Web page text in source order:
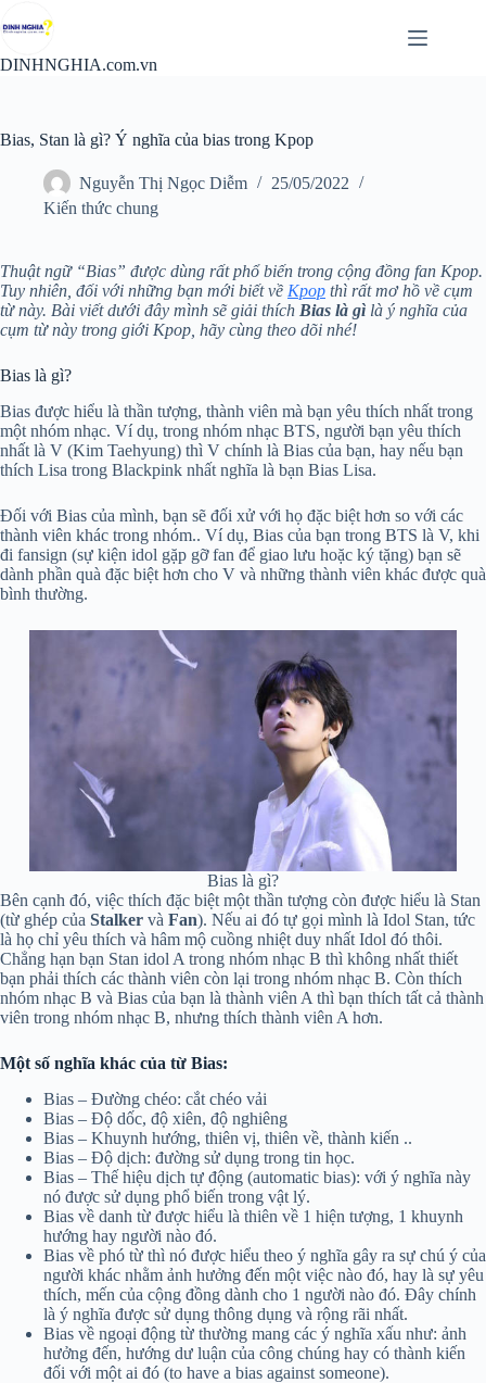
đến
nội
DINHNGHIA.com.vn
Bias, Stan là gì? Ý nghĩa của bias trong Kpop
Nguyễn Thị Ngọc Diễm
25/05/2022
Kiến thức chung
Thuật ngữ “Bias” được dùng rất phổ biến trong cộng đồng fan Kpop.
Tuy nhiên, đối với những bạn mới biết về Kpop thì rất mơ hồ về cụm
từ này. Bài viết dưới đây mình sẽ giải thích Bias là gì là ý nghĩa của
cụm từ này trong giới Kpop, hãy cùng theo dõi nhé!
Bias là gì?
Bias được hiểu là thần tượng, thành viên mà bạn yêu thích nhất trong
một nhóm nhạc. Ví dụ, trong nhóm nhạc BTS, người bạn yêu thích
nhất là V (Kim Taehyung) thì V chính là Bias của bạn, hay nếu bạn
thích Lisa trong Blackpink nhất nghĩa là bạn Bias Lisa.
Đối với Bias của mình, bạn sẽ đối xử với họ đặc biệt hơn so với các
thành viên khác trong nhóm.. Ví dụ, Bias của bạn trong BTS là V, khi
đi fansign (sự kiện idol gặp gỡ fan để giao lưu hoặc ký tặng) bạn sẽ
dành phần quà đặc biệt hơn cho V và những thành viên khác được quà
bình thường.
Bias là gì?
Bên cạnh đó, việc thích đặc biệt một thần tượng còn được hiểu là Stan
(từ ghép của Stalker và Fan). Nếu ai đó tự gọi mình là Idol Stan, tức
là họ chỉ yêu thích và hâm mộ cuồng nhiệt duy nhất Idol đó thôi.
Chẳng hạn bạn Stan idol A trong nhóm nhạc B thì không nhất thiết
bạn phải thích các thành viên còn lại trong nhóm nhạc B. Còn thích
nhóm nhạc B và Bias của bạn là thành viên A thì bạn thích tất cả thành
viên trong nhóm nhạc B, nhưng thích thành viên A hơn.
Một số nghĩa khác của từ Bias:
Bias – Đường chéo: cắt chéo vải
Bias – Độ dốc, độ xiên, độ nghiêng
Bias – Khuynh hướng, thiên vị, thiên về, thành kiến ..
Bias – Độ dịch: đường sử dụng trong tin học.
Bias – Thế hiệu dịch tự động (automatic bias): với ý nghĩa này
nó được sử dụng phổ biến trong vật lý.
Bias về danh từ được hiểu là thiên về 1 hiện tượng, 1 khuynh
hướng hay người nào đó.
Bias về phó từ thì nó được hiểu theo ý nghĩa gây ra sự chú ý của
người khác nhằm ảnh hưởng đến một việc nào đó, hay là sự yêu
thích, mến của cộng đồng dành cho 1 người nào đó. Đây chính
là ý nghĩa được sử dụng thông dụng và rộng rãi nhất.
Bias về ngoại động từ thường mang các ý nghĩa xấu như: ảnh
hưởng đến, hướng dư luận của công chúng hay có thành kiến
đối với một ai đó (to have a bias against someone).